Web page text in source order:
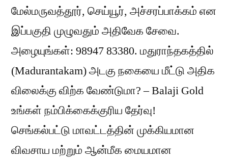
மேல்மருவத்தூர், செய்யூர், அச்சரப்பாக்கம் என
இப்பகுதி முழுவதும் அதிவேக சேவை.
அழையுங்கள்: 98947 83380. மதுராந்தகத்தில்
(Madurantakam) அடகு நகையை மீட்டு அதிக
விலைக்கு விற்க வேண்டுமா? – Balaji Gold
உங்கள் நம்பிக்கைக்குரிய தேர்வு!
செங்கல்பட்டு மாவட்டத்தின் முக்கியமான
விவசாய மற்றும் ஆன்மீக மையமான